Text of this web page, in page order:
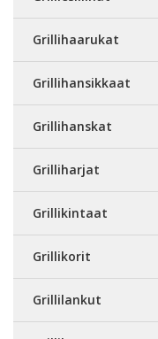
Grillihaarukat
Grillihansikkaat
Grillihanskat
Grilliharjat
Grillikintaat
Grillikorit
Grillilankut